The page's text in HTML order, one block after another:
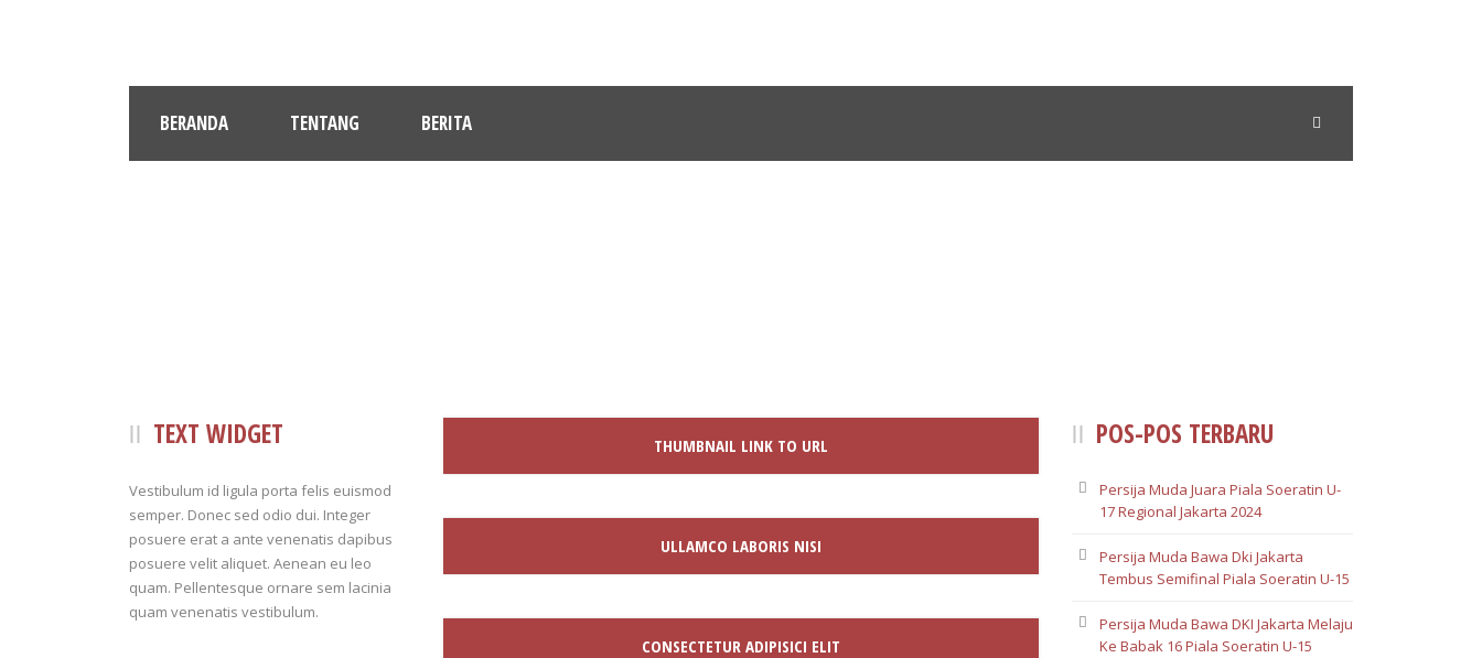
BERANDA TENTANG BERITA
THUMBNAIL LINK TO URL
ULLAMCO LABORIS NISI
CONSECTETUR ADIPISICI ELIT
TEXT WIDGET
Vestibulum id ligula porta felis euismod
semper. Donec sed odio dui. Integer
posuere erat a ante venenatis dapibus
posuere velit aliquet. Aenean eu leo
quam. Pellentesque ornare sem lacinia
quam venenatis vestibulum.
POS-POS TERBARU
Persija Muda Juara Piala Soeratin U-
17 Regional Jakarta 2024
Persija Muda Bawa Dki Jakarta
Tembus Semifinal Piala Soeratin U-15
Persija Muda Bawa DKI Jakarta Melaju
Ke Babak 16 Piala Soeratin U-15